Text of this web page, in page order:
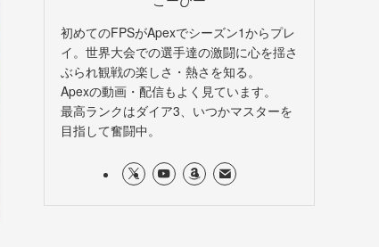
初めてのFPSがApexでシーズン1からプレ
イ。世界大会での選手達の激闘に心を揺さ
ぶられ観戦の楽しさ・熱さを知る。
Apexの動画・配信もよく見ています。
最高ランクはダイア3、いつかマスターを
目指して奮闘中。